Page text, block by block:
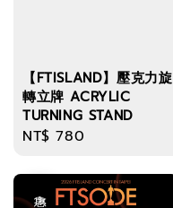
【FTISLAND】壓克力旋
轉立牌 ACRYLIC
TURNING STAND
Regular
NT$ 780